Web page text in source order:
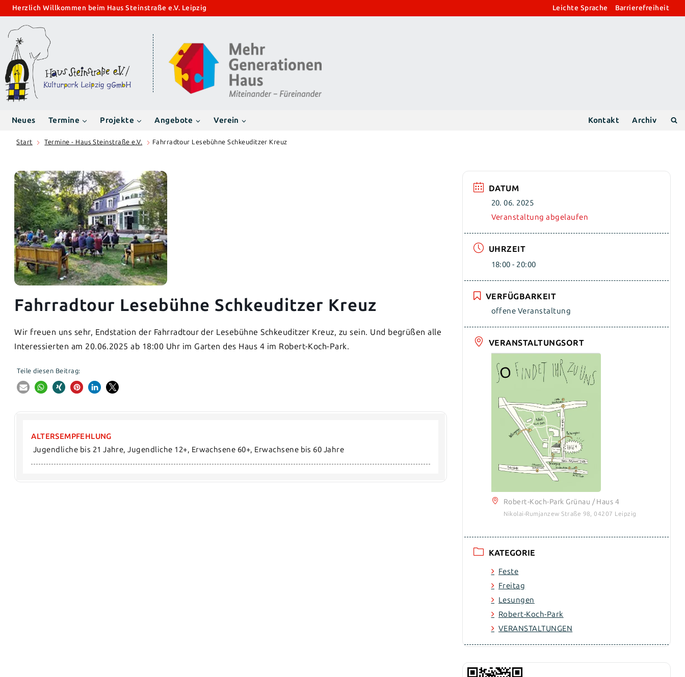
Zum
springen
Herzlich Willkommen beim Haus Steinstraße e.V. Leipzig Leichte Sprache Barrierefreiheit
Neues Termine Projekte Angebote Verein Kontakt Archiv
Start Termine - Haus Steinstraße e.V. Fahrradtour Lesebühne Schkeuditzer Kreuz
Fahrradtour Lesebühne Schkeuditzer Kreuz
Wir freuen uns sehr, Endstation der Fahrradtour der Lesebühne Schkeuditzer Kreuz, zu sein. Und begrüßen alle
Interessierten am 20.06.2025 ab 18:00 Uhr im Garten des Haus 4 im Robert-Koch-Park.
Teile diesen Beitrag:
ALTERSEMPFEHLUNG
Jugendliche bis 21 Jahre, Jugendliche 12+, Erwachsene 60+, Erwachsene bis 60 Jahre
DATUM
20. 06. 2025
Veranstaltung abgelaufen
UHRZEIT
18:00 - 20:00
VERFÜGBARKEIT
offene Veranstaltung
VERANSTALTUNGSORT
Robert-Koch-Park Grünau / Haus 4
Nikolai-Rumjanzew Straße 98, 04207 Leipzig
KATEGORIE
Feste
Freitag
Lesungen
Robert-Koch-Park
VERANSTALTUNGEN